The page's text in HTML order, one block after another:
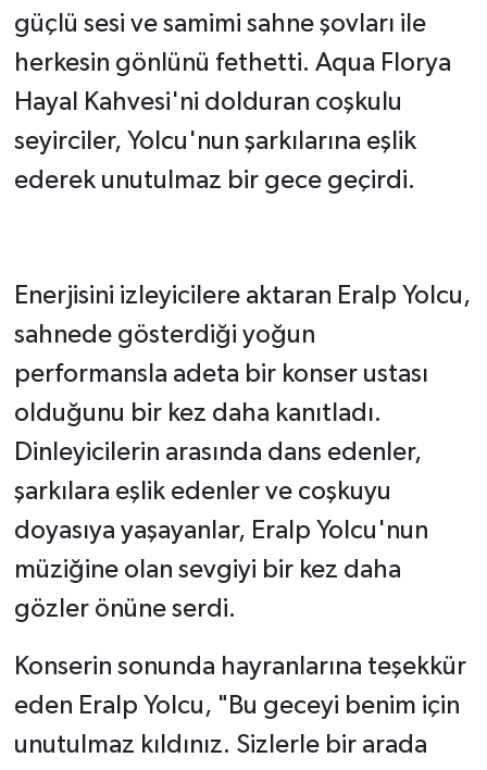
güçlü sesi ve samimi sahne şovları ile
herkesin gönlünü fethetti. Aqua Florya
Hayal Kahvesi'ni dolduran coşkulu
seyirciler, Yolcu'nun şarkılarına eşlik
ederek unutulmaz bir gece geçirdi.
Enerjisini izleyicilere aktaran Eralp Yolcu,
sahnede gösterdiği yoğun
performansla adeta bir konser ustası
olduğunu bir kez daha kanıtladı.
Dinleyicilerin arasında dans edenler,
şarkılara eşlik edenler ve coşkuyu
doyasıya yaşayanlar, Eralp Yolcu'nun
müziğine olan sevgiyi bir kez daha
gözler önüne serdi.
Konserin sonunda hayranlarına teşekkür
eden Eralp Yolcu, "Bu geceyi benim için
unutulmaz kıldınız. Sizlerle bir arada